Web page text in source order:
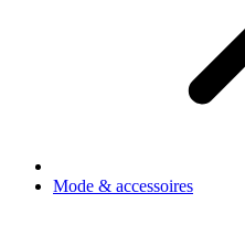
Mode & accessoires